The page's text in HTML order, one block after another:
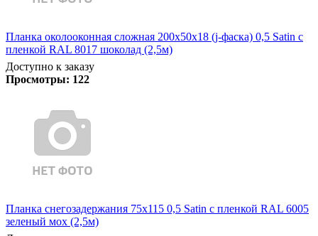
Планка околооконная сложная 200х50х18 (j-фаска) 0,5 Satin с
пленкой RAL 8017 шоколад (2,5м)
Доступно к заказу
Просмотры: 122
Планка снегозадержания 75х115 0,5 Satin с пленкой RAL 6005
зеленый мох (2,5м)